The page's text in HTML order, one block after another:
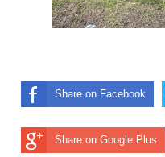
Share on Facebook
Share on Google Plus